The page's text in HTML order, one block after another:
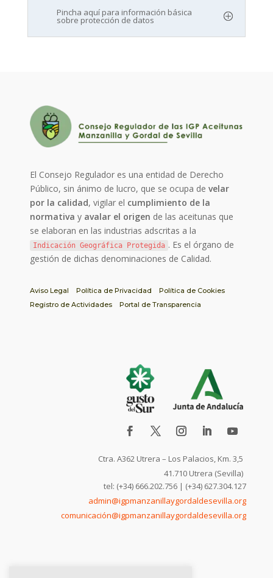
Pincha aquí para información básica
sobre protección de datos
El Consejo Regulador es una entidad de Derecho
Público, sin ánimo de lucro, que se ocupa develar
por la calidad, vigilar el cumplimiento de la
normativa y avalar el origen de las aceitunas que
se elaboran en las industrias adscritas a la
Indicación Geográfica Protegida . Es el órgano de
gestión de dichas denominaciones de Calidad.
Aviso Legal Política de Privacidad
Política de Cookies
Registro de Actividades
Portal de Transparencia
Ctra. A362 Utrera – Los Palacios, Km. 3,5
41.710 Utrera (Sevilla)
tel: (+34) 666.202.756 | (+34) 627.304.127
admin@igpmanzanillaygordaldesevilla.org
comunicación@igpmanzanillaygordaldesevilla.org